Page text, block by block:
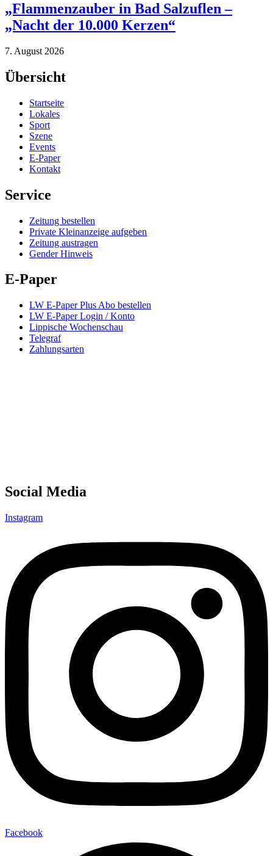
„Flammenzauber in Bad Salzuflen –
„Nacht der 10.000 Kerzen“
7. August 2026
Übersicht
Startseite
Lokales
Sport
Szene
Events
E-Paper
Kontakt
Service
Zeitung bestellen
Private Kleinanzeige aufgeben
Zeitung austragen
Gender Hinweis
E-Paper
LW E-Paper Plus Abo bestellen
LW E-Paper Login / Konto
Lippische Wochenschau
Telegraf
Zahlungsarten
Social Media
Instagram
Facebook